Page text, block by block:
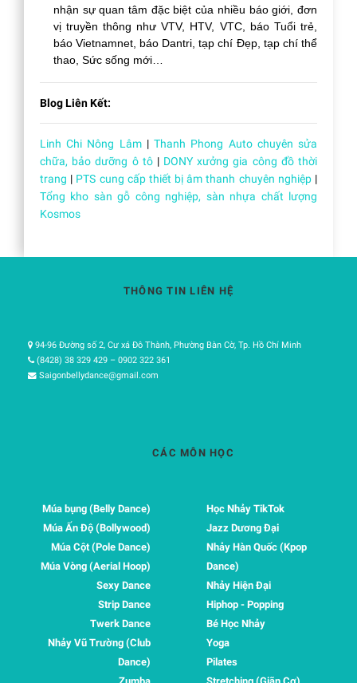
nhận sự quan tâm đặc biệt của nhiều báo giới, đơn
vị truyền thông như VTV, HTV, VTC, báo Tuổi trẻ,
báo Vietnamnet, báo Dantri, tạp chí Đẹp, tạp chí thể
thao, Sức sống mới…
Blog Liên Kết:
Linh Chi Nông Lâm|Thanh Phong Auto chuyên sửa
chữa, bảo dưỡng ô tô| DONY xưởng gia công đồ thời
trang | PTS cung cấp thiết bị âm thanh chuyên nghiệp|
Tổng kho sàn gỗ công nghiệp, sàn nhựa chất lượng
Kosmos
THÔNG TIN LIÊN HỆ
94-96 Đường số 2, Cư xá Đô Thành, Phường Bàn Cờ, Tp. Hồ Chí Minh
(8428) 38 329 429 – 0902 322 361
Saigonbellydance@gmail.com
CÁC MÔN HỌC
Múa bụng (Belly Dance)
Múa Ấn Độ (Bollywood)
Múa Cột (Pole Dance)
Múa Vòng (Aerial Hoop)
Sexy Dance
Strip Dance
Twerk Dance
Nhảy Vũ Trường (Club
Dance)
Học Nhảy TikTok
Jazz Dương Đại
Nhảy Hàn Quốc (Kpop
Dance)
Nhảy Hiện Đại
Hiphop - Popping
Bé Học Nhảy
Yoga
Pilates